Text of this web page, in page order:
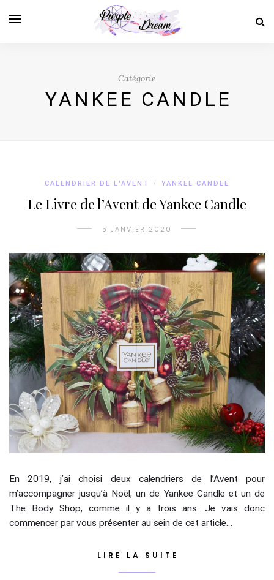
Catégorie
YANKEE CANDLE
CALENDRIER DE L'AVENT / YANKEE CANDLE
Le Livre de l’Avent de Yankee Candle
5 JANVIER 2020
En 2019, j’ai choisi deux calendriers de l’Avent pour
m’accompagner jusqu’à Noël, un de Yankee Candle et un de
The Body Shop, comme il y a trois ans. Je vais donc
commencer par vous présenter au sein de cet article…
LIRE LA SUITE